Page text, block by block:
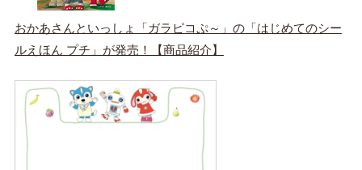
おかあさんといっしょ「ガラピコぷ～」の「はじめてのシー
ルえほん プチ」が発売！【商品紹介】